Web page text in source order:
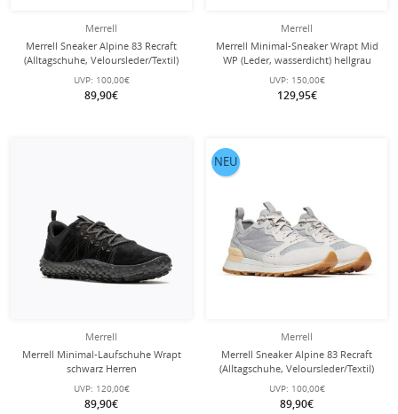
Merrell
Merrell Sneaker Alpine 83 Recraft
(Alltagschuhe, Veloursleder/Textil)
UVP: 100,00€
89,90€
Merrell
Merrell Minimal-Sneaker Wrapt Mid
WP (Leder, wasserdicht) hellgrau
UVP: 150,00€
129,95€
Merrell
Merrell Minimal-Laufschuhe Wrapt
schwarz Herren
UVP: 120,00€
89,90€
Merrell
Merrell Sneaker Alpine 83 Recraft
(Alltagschuhe, Veloursleder/Textil)
UVP: 100,00€
89,90€
NEU